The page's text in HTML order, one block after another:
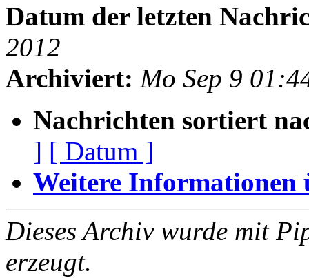
Datum der letzten
2012
Archiviert: Mo Sep 9
Nachrichten sortiert
] [ Datum ]
Weitere Informationen
Dieses Archiv wurde mit
erzeugt.